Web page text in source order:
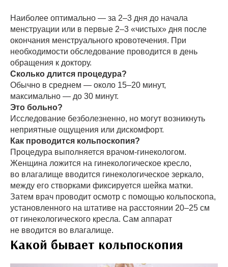
Наиболее оптимально — за 2–3 дня до начала
менструации или в первые 2–3 «чистых» дня после
окончания менструального кровотечения. При
необходимости обследование проводится в день
обращения к доктору.
Сколько длится процедура?
Обычно в среднем — около 15–20 минут,
максимально — до 30 минут.
Это больно?
Исследование безболезненно, но могут возникнуть
неприятные ощущения или дискомфорт.
Как проводится кольпоскопия?
Процедура выполняется врачом-гинекологом.
Женщина ложится на гинекологическое кресло,
во влагалище вводится гинекологическое зеркало,
между его створками фиксируется шейка матки.
Затем врач проводит осмотр с помощью кольпоскопа,
установленного на штативе на расстоянии 20–25 см
от гинекологического кресла. Сам аппарат
не вводится во влагалище.
Какой бывает кольпоскопия